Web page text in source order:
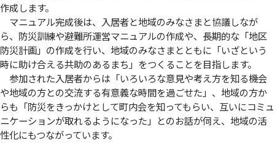
作成します。
マニュアル完成後は、入居者と地域のみなさまと協議しなが
ら、防災訓練や避難所運営マニュアルの作成や、長期的な「地区
防災計画」の作成を行い、地域のみなさまとともに「いざという
時に助け合える共助のあるまち」をつくることを目指します。
参加された入居者からは「いろいろな意見や考え方を知る機会
や地域の方との交流する有意義な時間を過ごせた」、地域の方か
らも「防災をきっかけとして町内会を知ってもらい、互いにコミュ
ニケーションが取れるようになった」とのお話が伺え、地域の活
性化にもつながっています。